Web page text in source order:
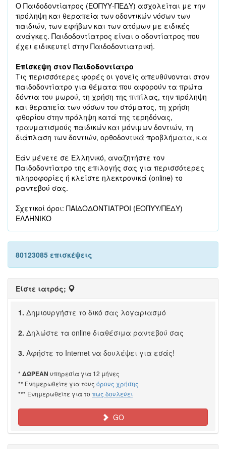
Ο Παιδοδοντίατρος (ΕΟΠΥΥ-ΠΕΔΥ) ασχολείται με την
πρόληψη και θεραπεία των οδοντικών νόσων των
παιδιών, των εφήβων και των ατόμων με ειδικές
ανάγκες. Παιδοδοντίατρος είναι ο οδοντίατρος που
έχει ειδικευτεί στην Παιδοδοντιατρική.
Επίσκεψη στον Παιδοδοντίατρο
Τις περισσότερες φορές οι γονείς απευθύνονται στον
παιδοδοντίατρο για θέματα που αφορούν τα πρώτα
δόντια του μωρού, τη χρήση της πιπίλας, την πρόληψη
και θεραπεία των νόσων του στόματος, τη χρήση
φθορίου στην πρόληψη κατά της τερηδόνας,
τραυματισμούς παιδικών και μόνιμων δοντιών, τη
διάπλαση των δοντιών, ορθοδοντικά προβλήματα, κ.α
Εάν μένετε σε Ελληνικό, αναζητήστε τον
Παιδοδοντίατρο της επιλογής σας για περισσότερες
πληροφορίες ή κλείστε ηλεκτρονικά (online) το
ραντεβού σας.
Σχετικοί όροι: ΠΑΙΔΟΔΟΝΤΙΑΤΡΟΙ (ΕΟΠΥΥ/ΠΕΔΥ)
ΕΛΛΗΝΙΚΟ
80123085 επισκέψεις
Είστε ιατρός;
1. Δημιουργήστε το δικό σας λογαριασμό
2. Δηλώστε τα online διαθέσιμα ραντεβού σας
3. Αφήστε το Internet να δουλέψει για εσάς!
* ΔΩΡΕΑΝ υπηρεσία για 12 μήνες
** Ενημερωθείτε για τους όρους χρήσης
*** Ενημερωθείτε για το πως δουλεύει
GO